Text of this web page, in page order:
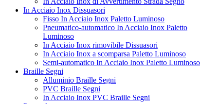
In Acciaio Inox Dissuasori
Fisso In Acciaio Inox Paletto Luminoso
Pneumatico-automatico In Acciaio Inox Paletto
Luminoso
In Acciaio Inox rimovibile Dissuasori
In Acciaio Inox a scomparsa Paletto Luminoso
Semi-automatico In Acciaio Inox Paletto Luminoso
Braille Segni
Alluminio Braille Segni
PVC Braille Segni
In Acciaio Inox PVC Braille Segni